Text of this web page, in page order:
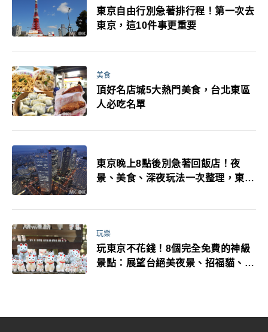
東京自由行別急著排行程！第一次去
東京，這10件事更重要
美食
頂好名店城5大熱門美食，台北東區
人必吃名單
東京晚上8點後別急著回飯店！夜
景、美食、深夜玩法一次整理，東京
玩樂
玩東京不花錢！8個完全免費的神級
景點：展望台絕美夜景、招福貓、皇